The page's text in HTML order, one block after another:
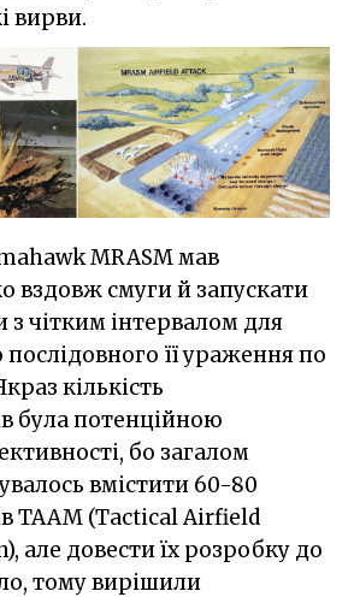
вирви.
MRASM мав
вздовж смуги й запускати
з чітким інтервалом для
її ураження по
кількість
була потенційною
бо загалом
вмістити 60-80
TAAM (Tactical Airfield
але довести їх розробку до
тому вирішили